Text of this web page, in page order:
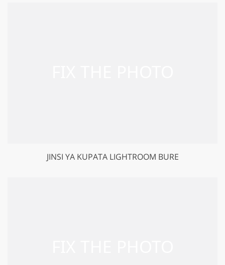
JINSI YA KUPATA LIGHTROOM BURE